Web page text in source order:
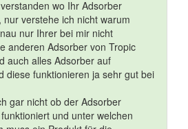
wo Ihr Adsorber
verstehe ich nicht warum
nur Ihrer bei mir nicht
anderen Adsorber von Tropic
auch alles Adsorber auf
diese funktionieren ja sehr gut bei
gar nicht ob der Adsorber
und unter welchen